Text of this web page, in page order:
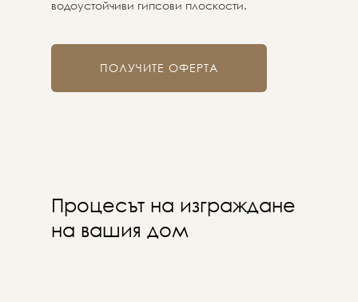
водоустойчиви гипсови плоскости.
ПОЛУЧИТЕ ОФЕРТА
Процесът на изграждане
на вашия дом